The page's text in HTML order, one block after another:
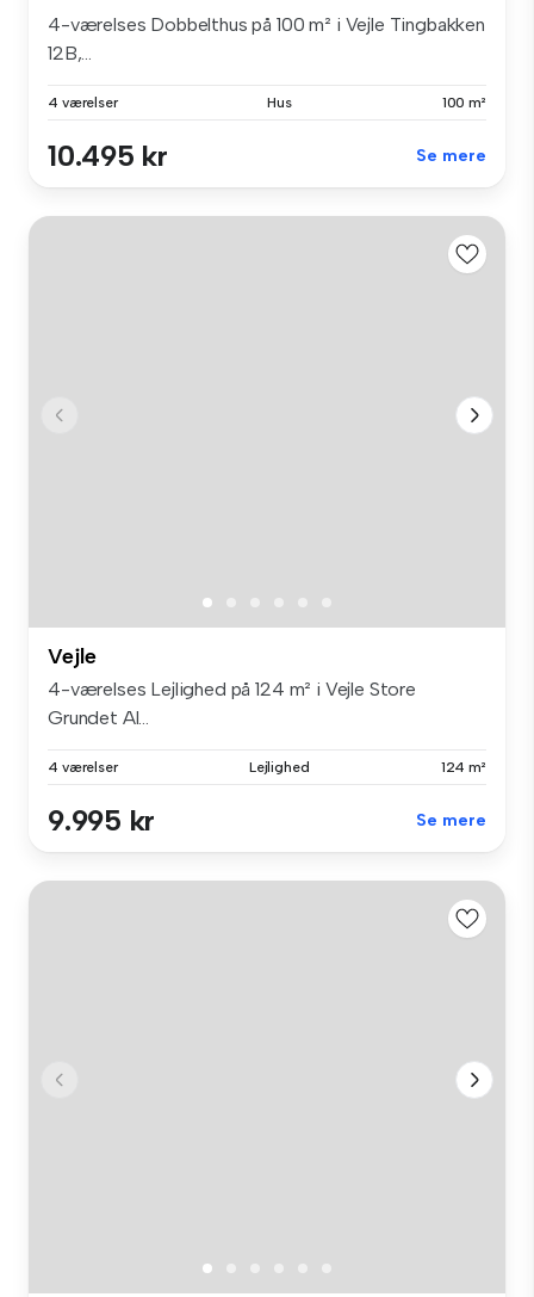
4-værelses Dobbelthus på 100 m² i Vejle Tingbakken
12B,...
4 værelser Hus 100 m²
10.495 kr Se mere
Vejle
4-værelses Lejlighed på 124 m² i Vejle Store
Grundet Al...
4 værelser Lejlighed 124 m²
9.995 kr Se mere